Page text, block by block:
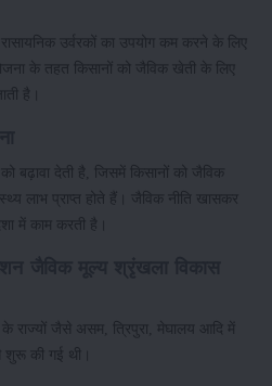
रासायनिक उर्वरकों का उपयोग कम करने के लिए
के तहत किसानों को जैविक खेती के लिए
है।
बढ़ावा देती है, जिसमें किसानों को जैविक
लाभ प्राप्त होते हैं। जैविक नीति खासकर
में काम करती है।
के राज्यों जैसे असम, त्रिपुरा, मेघालय आदि में
शुरू की गई थी।